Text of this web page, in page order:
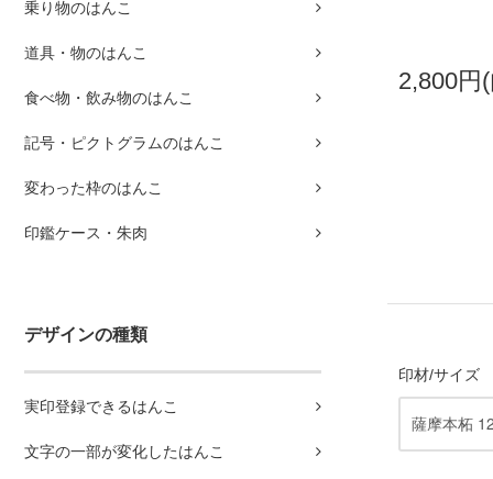
乗り物のはんこ
道具・物のはんこ
食べ物・飲み物のはんこ
記号・ピクトグラムのはんこ
変わった枠のはんこ
印鑑ケース・朱肉
デザインの種類
実印登録できるはんこ
文字の一部が変化したはんこ
2,800円
印材/サイズ